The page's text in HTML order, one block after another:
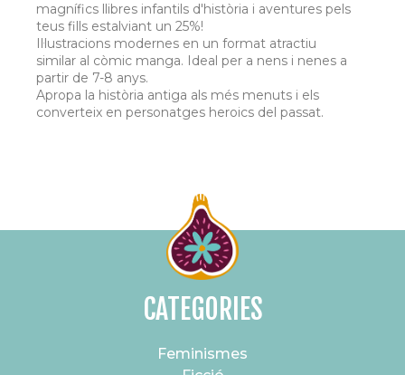
magnífics llibres infantils d'història i aventures pels
teus fills estalviant un 25%!
Il·lustracions modernes en un format atractiu
similar al còmic manga. Ideal per a nens i nenes a
partir de 7-8 anys.
Apropa la història antiga als més menuts i els
converteix en personatges heroics del passat.
CATEGORIES
Feminismes